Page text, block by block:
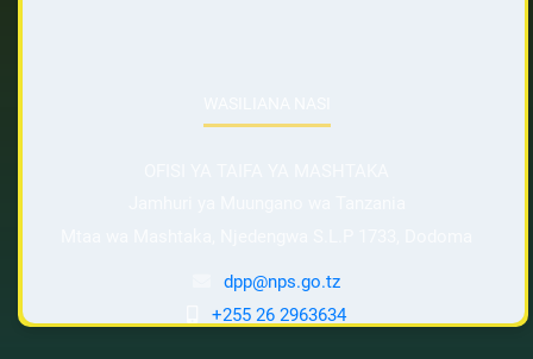
dpp@nps.go.tz
+255 26 2963634